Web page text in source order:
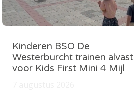
Kinderen BSO De
Westerburcht trainen alvast
voor Kids First Mini 4 Mijl